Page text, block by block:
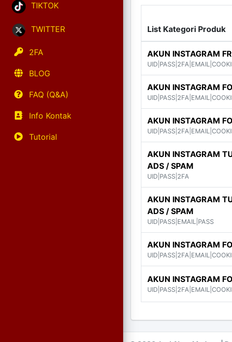
TIKTOK
TWITTER
2FA
BLOG
FAQ (Q&A)
Info Kontak
Tutorial
List Kategori Produk
AKUN INSTAGRAM
AKUN INSTAGRAM
AKUN INSTAGRAM
AKUN INSTAGRAM
ADS / SPAM
UID|PASS|2FA
AKUN INSTAGRAM
ADS / SPAM
UID|PASS|EMAIL|PASS
AKUN INSTAGRAM
AKUN INSTAGRAM